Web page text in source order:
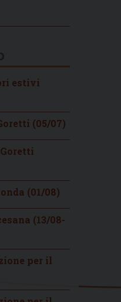
estivi
(05/07)
(01/08)
(13/08-
per il